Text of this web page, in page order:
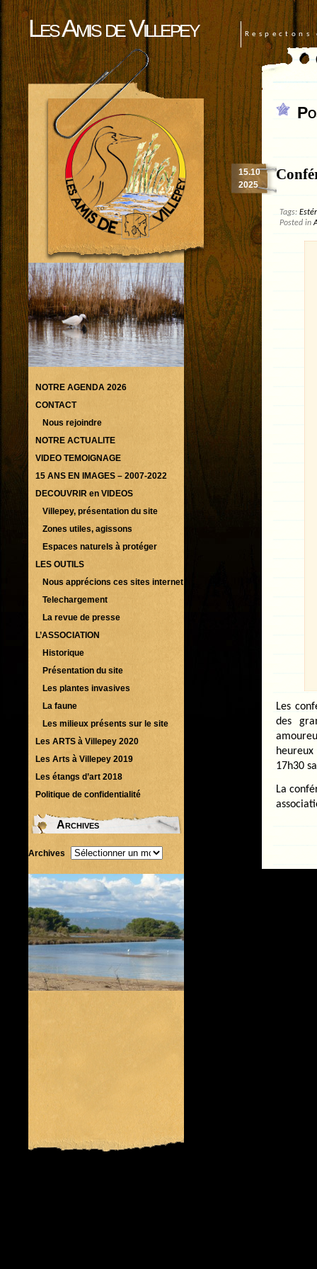
Les Amis de Villepey
15.10
2025
Tags:
Posted in
Les
des
17h30
La
NOTRE AGENDA 2026
CONTACT
Nous rejoindre
NOTRE ACTUALITE
VIDEO TEMOIGNAGE
15 ANS EN IMAGES – 2007-2022
DECOUVRIR en VIDEOS
Villepey, présentation du site
Zones utiles, agissons
Espaces naturels à protéger
LES OUTILS
Nous apprécions ces sites internet
Telechargement
La revue de presse
L’ASSOCIATION
Historique
Présentation du site
Les plantes invasives
La faune
Les milieux présents sur le site
Les ARTS à Villepey 2020
Les Arts à Villepey 2019
Les étangs d’art 2018
Politique de confidentialité
Archives
Archives